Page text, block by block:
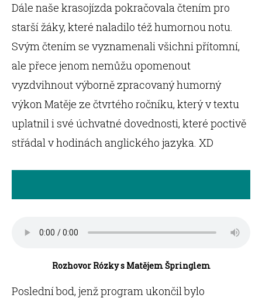
Dále naše krasojízda pokračovala čtením pro
starší žáky, které naladilo též humornou notu.
Svým čtením se vyznamenali všichni přítomní,
ale přece jenom nemůžu opomenout
vyzdvihnout výborně zpracovaný humorný
výkon Matěje ze čtvrtého ročníku, který v textu
uplatnil i své úchvatné dovednosti, které poctivě
střádal v hodinách anglického jazyka. XD
Rozhovor Rózky s Matějem Špringlem
Poslední bod, jenž program ukončil bylo